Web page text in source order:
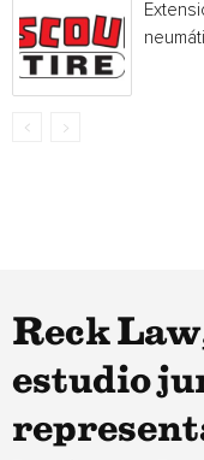
Reck
estudio